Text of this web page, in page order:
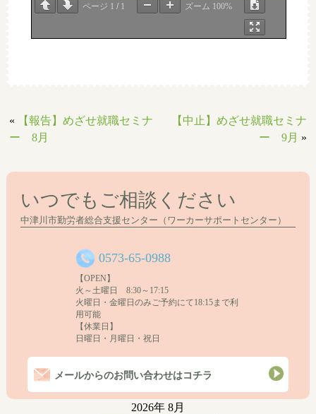
ページ 1 / 1 ズーム 100%
«
【報告】めざせ就職セミナ
ー 8月
【中止】めざせ就職セミナ
ー 9月 »
いつでもご相談ください
中津川市勤労者総合支援センター（ワーカーサポートセンター）
0573-65-0988
【OPEN】
火～土曜日 8:30～17:15
火曜日・金曜日のみご予約にて18:15まで利
用可能
【休業日】
日曜日・月曜日・祝日
メールからのお問い合わせはコチラ
2026年 8月